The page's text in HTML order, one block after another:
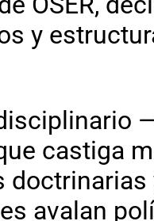
y
castiga
avalan